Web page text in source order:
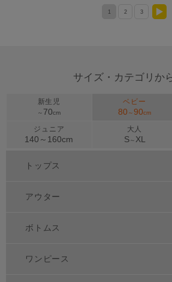
1 2 3
サイズ・カテゴリか
新生児
～ 70cm
ベビー
80 ～90cm
ジュニア
140～ 160cm
大人
S～ XL
トップス
アウター
ボトムス
ワンピース